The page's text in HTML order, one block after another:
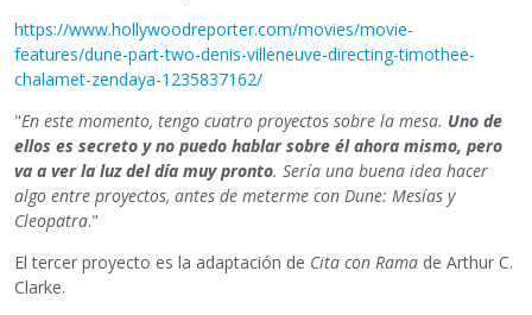
https://www.hollywoodreporter.com/movies/movie-
features/dune-part-two-denis-villeneuve-directing-timothee-
chalamet-zendaya-1235837162/
"En este momento, tengo cuatro proyectos sobre la mesa. Uno de
ellos es secreto y no puedo hablar sobre él ahora mismo, pero
va a ver la luz del día muy pronto. Sería una buena idea hacer
algo entre proyectos, antes de meterme con Dune: Mesías y
Cleopatra."
El tercer proyecto es la adaptación de Cita con Rama de Arthur C.
Clarke.